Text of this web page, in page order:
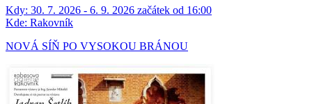
Kdy: 30. 7. 2026 - 6. 9. 2026 začátek od 16:00
Kde: Rakovník
NOVÁ SÍŇ PO VYSOKOU BRÁNOU